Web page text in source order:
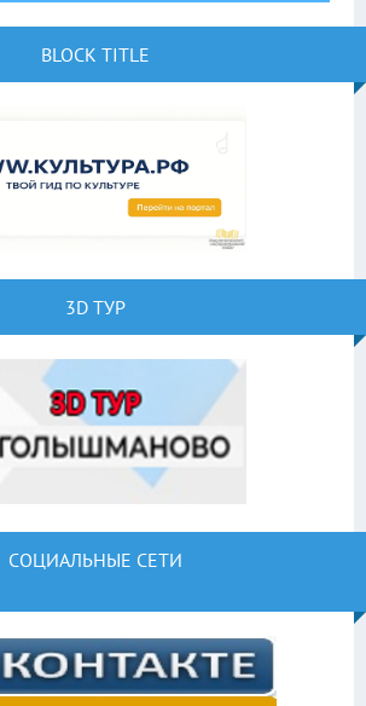
BLOCK TITLE
3D ТУР
СОЦИАЛЬНЫЕ СЕТИ